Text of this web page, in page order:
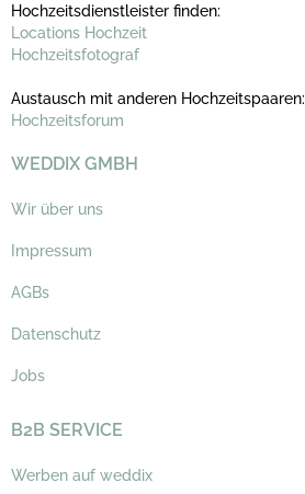
Hochzeitsdienstleister finden:
Locations Hochzeit
Hochzeitsfotograf
Austausch mit anderen Hochzeitspaaren:
Hochzeitsforum
WEDDIX GMBH
Wir über uns
Impressum
AGBs
Datenschutz
Jobs
B2B SERVICE
Werben auf weddix